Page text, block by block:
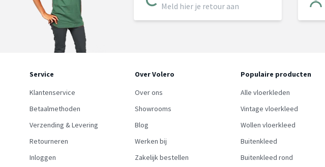
Meld hier je retour aan
Service
Klantenservice
Betaalmethoden
Verzending & Levering
Retourneren
Inloggen
Over Volero
Over ons
Showrooms
Blog
Werken bij
Zakelijk bestellen
Populaire producten
Alle vloerkleden
Vintage vloerkleed
Wollen vloerkleed
Buitenkleed
Buitenkleed rond